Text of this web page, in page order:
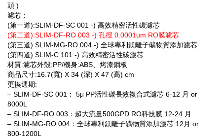
頭 )
濾芯：
(第一道):SLIM-DF-SC 001 -) 高效精密活性碳濾芯
(第二道):SLIM-DF-RO 003 -) 孔徑 0.0001um RO膜濾芯
(第三道):SLIM-MG-RO 004 -) 全球專利鎂離子礦物質添加濾芯
(第四道):SLIM-C 101 -) 高效精密活性碳濾芯
材質:濾芯外殼:PP/機身:ABS、烤漆鋼板
商品尺寸:16.7(寬) X 34 (深) X 47 (高) cm
更換週期:
– SLIM-DF-SC 001： 5μ PP活性碳長效複合式濾芯 6-12 月 or
8000L
– SLIM-DF-RO 003：超大流量500GPD RO科技膜 12-24 月
– SLIM-MG-RO 004：全球專利鎂離子礦物質添加濾芯 12月 or
800-1200L